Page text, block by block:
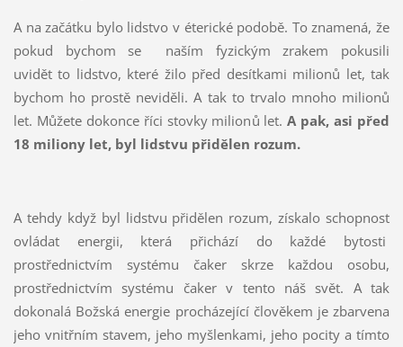
A na začátku bylo lidstvo v éterické podobě. To znamená, že
pokud bychom se naším fyzickým zrakem pokusili
uvidět to lidstvo, které žilo před desítkami milionů let, tak
bychom ho prostě neviděli. A tak to trvalo mnoho milionů
let. Můžete dokonce říci stovky milionů let.A pak, asi před
18 miliony let, byl lidstvu přidělen rozum.
A tehdy když byl lidstvu přidělen rozum, získalo schopnost
ovládat energii, která přichází do každé bytosti
prostřednictvím systému čaker skrze každou osobu,
prostřednictvím systému čaker v tento náš svět. A tak
dokonalá Božská energie procházející člověkem je zbarvena
jeho vnitřním stavem, jeho myšlenkami, jeho pocity a tímto